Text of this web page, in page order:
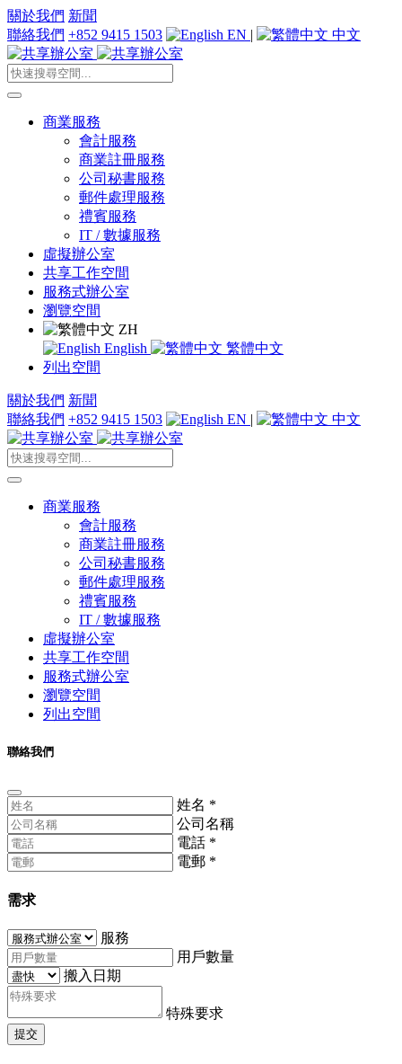
關於我們 新聞
聯絡我們 +852 9415 1503 EN | 中文
商業服務
會計服務
商業註冊服務
公司秘書服務
郵件處理服務
禮賓服務
IT / 數據服務
虛擬辦公室
共享工作空間
服務式辦公室
瀏覽空間
ZH
English
繁體中文
列出空間
關於我們 新聞
聯絡我們 +852 9415 1503 EN | 中文
商業服務
會計服務
商業註冊服務
公司秘書服務
郵件處理服務
禮賓服務
IT / 數據服務
虛擬辦公室
共享工作空間
服務式辦公室
瀏覽空間
列出空間
聯絡我們
姓名 *
公司名稱
電話 *
電郵 *
需求
服務
用戶數量
搬入日期
特殊要求
提交